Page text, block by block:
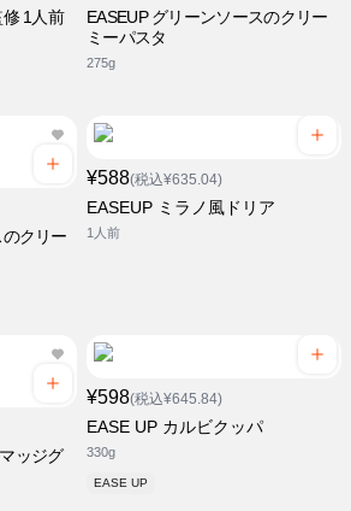
1人前
EASEUP グリーンソースのクリー
ミーパスタ
275g
クリー
¥588(税込¥635.04)
EASEUP ミラノ風ドリア
1人前
ッジグ
¥598(税込¥645.84)
EASE UP カルビクッパ
330g
EASE UP